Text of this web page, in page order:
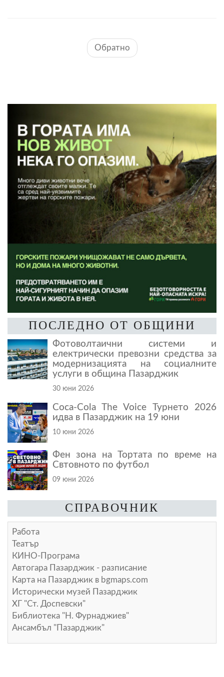
Обратно
ПОСЛЕДНО ОТ ОБЩИНИ
Фотоволтаични системи и
електрически превозни средства за
модернизацията на социалните
услуги в община Пазарджик
30 юни 2026
Coca-Cola The Voice Турнето 2026
идва в Пазарджик на 19 юни
10 юни 2026
Фен зона на Тортата по време на
Свтовното по футбол
09 юни 2026
СПРАВОЧНИК
Работа
Театър
КИНО-Програма
Автогара Пазарджик - разписание
Карта на Пазарджик в bgmaps.com
Исторически музей Пазарджик
ХГ "Ст. Доспевски"
Библиотека "Н. Фурнаджиев"
Ансамбъл "Пазарджик"